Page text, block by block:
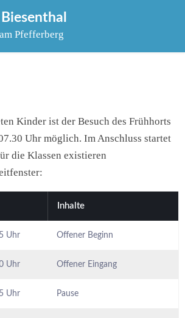
Pfefferberg
Kinder ist der Besuch des Frühhorts
Uhr möglich. Im Anschluss startet
die Klassen existieren
Inhalte
Uhr Offener Beginn
Uhr Offener Eingang
Uhr Pause